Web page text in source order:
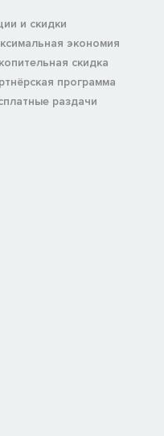
и скидки
экономия
скидка
программа
раздачи